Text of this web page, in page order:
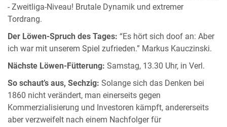
- Zweitliga-Niveau! Brutale Dynamik und extremer
Tordrang.
Der Löwen-Spruch des Tages: “Es hört sich doof an: Aber
ich war mit unserem Spiel zufrieden.” Markus Kauczinski.
Nächste Löwen-Fütterung: Samstag, 13.30 Uhr, in Verl.
So schaut’s aus, Sechzig: Solange sich das Denken bei
1860 nicht verändert, man einerseits gegen
Kommerzialisierung und Investoren kämpft, andererseits
aber verzweifelt nach einem Nachfolger für